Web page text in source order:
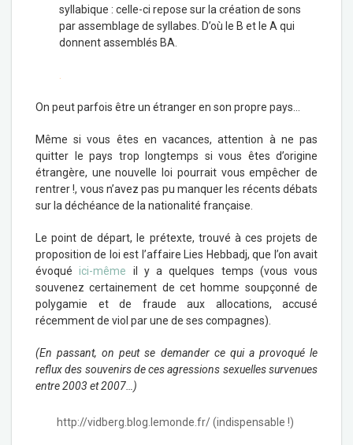
syllabique : celle-ci repose sur la création de sons
par assemblage de syllabes. D’où le B et le A qui
donnent assemblés BA.
On peut parfois être un étranger en son propre pays…
Même si vous êtes en vacances, attention à ne pas
quitter le pays trop longtemps si vous êtes d’origine
étrangère, une nouvelle loi pourrait vous empêcher de
rentrer !, vous n’avez pas pu manquer les récents débats
sur la déchéance de la nationalité française.
Le point de départ, le prétexte, trouvé à ces projets de
proposition de loi est l’affaire Lies Hebbadj, que l’on avait
évoquéici-même il y a quelques temps (vous vous
souvenez certainement de cet homme soupçonné de
polygamie et de fraude aux allocations, accusé
récemment de viol par une de ses compagnes).
(En passant, on peut se demander ce qui a provoqué le
reflux des souvenirs de ces agressions sexuelles survenues
entre 2003 et 2007…)
http://vidberg.blog.lemonde.fr/ (indispensable !)